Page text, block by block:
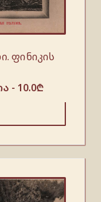
ფინიკის
- 10.0₾